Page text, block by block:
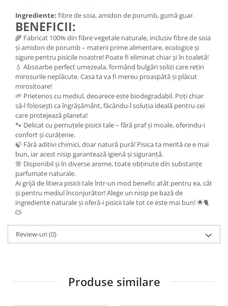
Ingrediente: fibre de soia, amidon de porumb, gumă guar.
BENEFICII:
🌾 Fabricat 100% din fibre vegetale naturale, inclusiv fibre de soia
și amidon de porumb – materii prime alimentare, ecologice și
sigure pentru pisicile noastre! Poate fi eliminat chiar și în toaletă!
💧 Absoarbe perfect umezeala, formând bulgări solizi care rețin
mirosurile neplăcute. Casa ta va fi mereu proaspătă și plăcut
mirositoare!
🌱 Prietenos cu mediul, deoarece este biodegradabil. Poți chiar
să-l folosești ca îngrășământ, făcându-l soluția ideală pentru cei
care protejează planeta!
🐾 Delicat cu pernuțele pisicii tale – fără praf și moale, oferindu-i
confort și curățenie.
🍃 Fără aditivi chimici, doar natură pură! Pisica ta merită ce e mai
bun, iar acest nisip garantează igienă și siguranță.
🌸 Disponibil și în diverse arome, toate obținute din substanțe
parfumate naturale.
Ai grijă de litiera pisicii tale într-un mod benefic atât pentru ea, cât
și pentru mediul înconjurător! Alege un nisip pe bază de
ingrediente naturale și oferă-i pisicii tale tot ce este mai bun! 🌟🐈
😽
Review-uri(0)
Produse similare